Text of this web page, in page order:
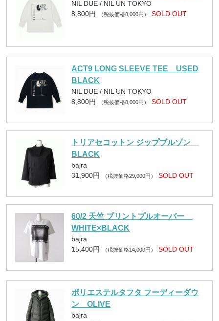
NIL DUE / NIL UN TOKYO
8,800円
（税抜価格8,000円） SOLD OUT
ACT9 LONG SLEEVE TEE USED
BLACK
NIL DUE / NIL UN TOKYO
8,800円
（税抜価格8,000円） SOLD OUT
トリアセコットン ジップブルゾン
BLACK
bajra
31,900円
（税抜価格29,000円） SOLD OUT
60/2 天竺 プリントプルオーバー
WHITE×BLACK
bajra
15,400円
（税抜価格14,000円） SOLD OUT
ポリエステルタフタ フーディーダウ
ン OLIVE
bajra